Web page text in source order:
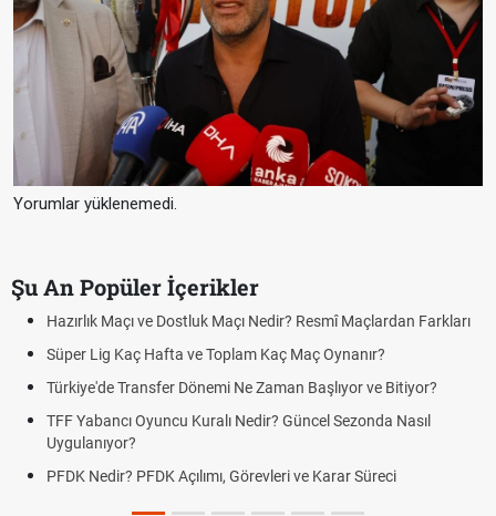
Yorumlar yüklenemedi.
Şu An Popüler İçerikler
Maçlardan Farkları
Oynanır?
ve Bitiyor?
Sezonda Nasıl
Karar Süreci
Puan Durumunda AG, OM ve Diğer
Skor Ne Demek? Sporda Skor ve Sonuç
Futbol Nasıl Oynanır? Temel Futbol
Deplasman Golü Kuralı Nedir? Hangi
DGS Sonuçları Ne Zaman Açıklanacak